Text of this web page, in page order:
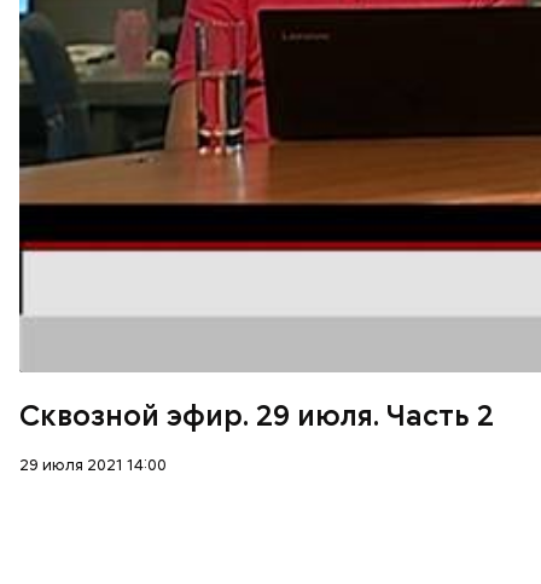
Сквозной эфир. 29 июля. Часть 2
29 июля 2021 14:00